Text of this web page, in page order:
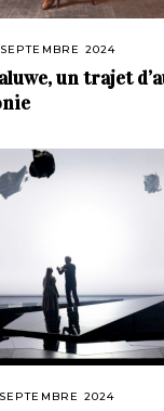
2024
un trajet
2024